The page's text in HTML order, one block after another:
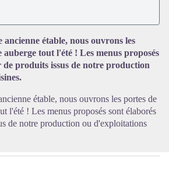
Voir l'image en plein écran
ancienne étable, nous ouvrons les
tout l'été ! Les menus proposés
produits issus de notre production
étable, nous ouvrons les portes de
l'été ! Les menus proposés sont élaborés
de notre production ou d'exploitations